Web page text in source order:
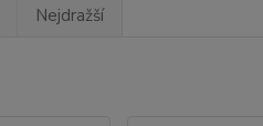
Nejdražší